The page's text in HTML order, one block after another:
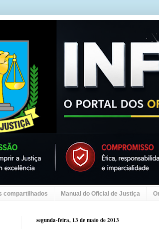
compartilhados Manual do Oficial de Justiça
segunda-feira, 13 de maio de 2013